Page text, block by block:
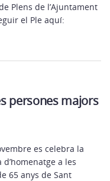
Plens de l’Ajuntament
el Ple aquí:
persones majors
es celebra la
a les
65 anys de Sant